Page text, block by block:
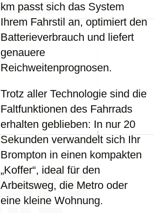
km passt sich das System
Ihrem Fahrstil an, optimiert den
Batterieverbrauch und liefert
genauere
Reichweitenprognosen.
Trotz aller Technologie sind die
Faltfunktionen des Fahrrads
erhalten geblieben: In nur 20
Sekunden verwandelt sich Ihr
Brompton in einen kompakten
„Koffer“, ideal für den
Arbeitsweg, die Metro oder
eine kleine Wohnung.